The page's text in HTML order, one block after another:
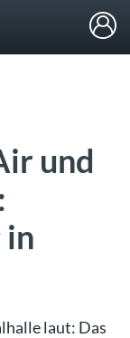
und
in
laut: Das